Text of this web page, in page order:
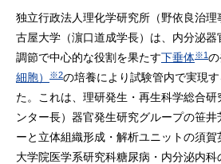
独立行政法人理化学研究所（野依良治理
古屋大学（濵口道成学長）は、内分泌
調節で中心的な役割を果たす下垂体※1
細胞）
※2の培養により試験管内で実現
た。これは、理研発生・再生科学総合
ンター長）器官発生研究グループの笹
ーと立体組織形成・解析ユニットの須
大学院医学系研究科糖尿病・内分泌内